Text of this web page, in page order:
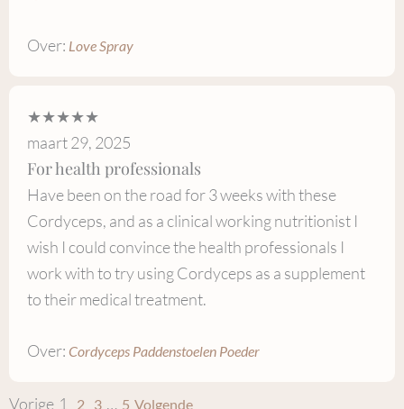
Over: Love Spray
★★★★★
maart 29, 2025
For health professionals
Have been on the road for 3 weeks with these
Cordyceps, and as a clinical working nutritionist I
wish I could convince the health professionals I
work with to try using Cordyceps as a supplement
to their medical treatment.
Over: Cordyceps Paddenstoelen Poeder
Vorige 1 2 3 … 5 Volgende